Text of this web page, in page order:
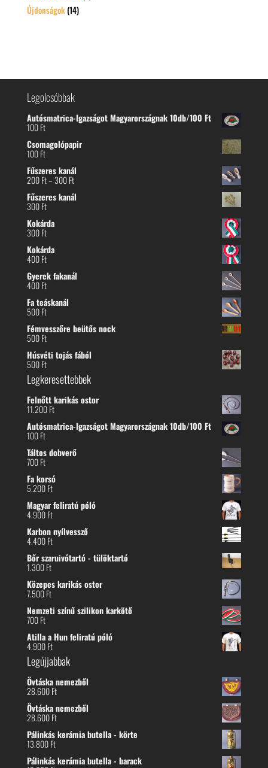
Újdonságok (14)
Legolcsóbbak
Autósmatrica-Igazságot Magyarországnak 10db/100 Ft
100Ft
Csomagolópapir
100Ft
Fűszeres kanál
200Ft–300FtÁrtartomány:
-
Fűszeres kanál
300Ft
Kokárda
300Ft
Kokárda
400Ft
Gyerek fakanál
400Ft
Fa teáskanál
500Ft
Fémvesszőre beütős nock
500Ft
Húsvéti tojás fából
500Ft
Legkeresettebbek
Felnőtt karikás ostor
11.200Ft
Autósmatrica-Igazságot Magyarországnak 10db/100 Ft
100Ft
Táltos dobverő
700Ft
Fa korsó
5.200Ft
Magyar feliratú póló
4.900Ft
Karbon nyílvessző
4.400Ft
Bőr szaruivótartó - tülöktartó
1.300Ft
Közepes karikás ostor
7.500Ft
Nemzeti színű szilikon karkötő
700Ft
Atilla a Hun feliratú póló
4.900Ft
Legújjabbak
Övtáska nemezből
28.600Ft
Övtáska nemezből
28.600Ft
Pálinkás kerámia butella - körte
13.800Ft
Pálinkás kerámia butella - barack